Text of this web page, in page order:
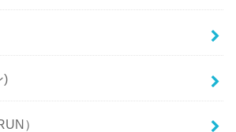
)
）